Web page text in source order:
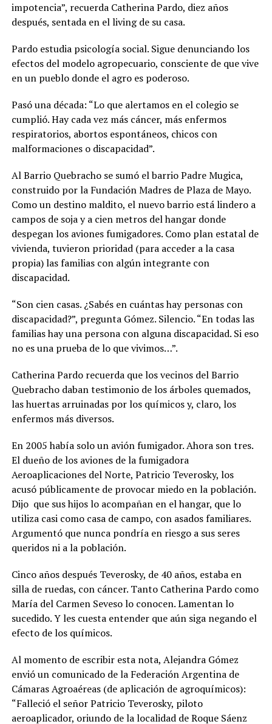
impotencia”, recuerda Catherina Pardo, diez años
después, sentada en el living de su casa.
Pardo estudia psicología social. Sigue denunciando los
efectos del modelo agropecuario, consciente de que vive
en un pueblo donde el agro es poderoso.
Pasó una década: “Lo que alertamos en el colegio se
cumplió. Hay cada vez más cáncer, más enfermos
respiratorios, abortos espontáneos, chicos con
malformaciones o discapacidad”.
Al Barrio Quebracho se sumó el barrio Padre Mugica,
construido por la Fundación Madres de Plaza de Mayo.
Como un destino maldito, el nuevo barrio está lindero a
campos de soja y a cien metros del hangar donde
despegan los aviones fumigadores. Como plan estatal de
vivienda, tuvieron prioridad (para acceder a la casa
propia) las familias con algún integrante con
discapacidad.
“Son cien casas. ¿Sabés en cuántas hay personas con
discapacidad?”, pregunta Gómez. Silencio. “En todas las
familias hay una persona con alguna discapacidad. Si eso
no es una prueba de lo que vivimos…”.
Catherina Pardo recuerda que los vecinos del Barrio
Quebracho daban testimonio de los árboles quemados,
las huertas arruinadas por los químicos y, claro, los
enfermos más diversos.
En 2005 había solo un avión fumigador. Ahora son tres.
El dueño de los aviones de la fumigadora
Aeroaplicaciones del Norte, Patricio Teverosky, los
acusó públicamente de provocar miedo en la población.
Dijo que sus hijos lo acompañan en el hangar, que lo
utiliza casi como casa de campo, con asados familiares.
Argumentó que nunca pondría en riesgo a sus seres
queridos ni a la población.
Cinco años después Teverosky, de 40 años, estaba en
silla de ruedas, con cáncer. Tanto Catherina Pardo como
María del Carmen Seveso lo conocen. Lamentan lo
sucedido. Y les cuesta entender que aún siga negando el
efecto de los químicos.
Al momento de escribir esta nota, Alejandra Gómez
envió un comunicado de la Federación Argentina de
Cámaras Agroaéreas (de aplicación de agroquímicos):
“Falleció el señor Patricio Teverosky, piloto
aeroaplicador, oriundo de la localidad de Roque Sáenz